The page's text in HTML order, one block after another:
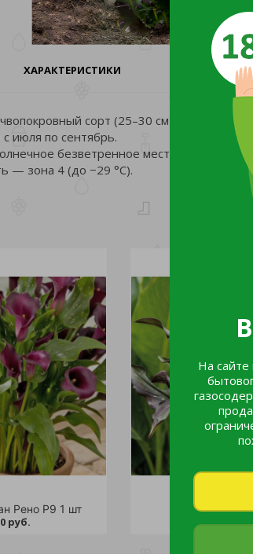
На сайте
ХАРАКТЕРИСТИКИ
сорт (25–30 см) с большими
июля по сентябрь.
безветренное место и лёгкую
— зона 4 (до −29 °C).
Рено Р9 1 шт
руб.
Калла
250